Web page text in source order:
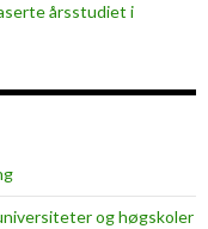
årsstudiet i
og høgskoler